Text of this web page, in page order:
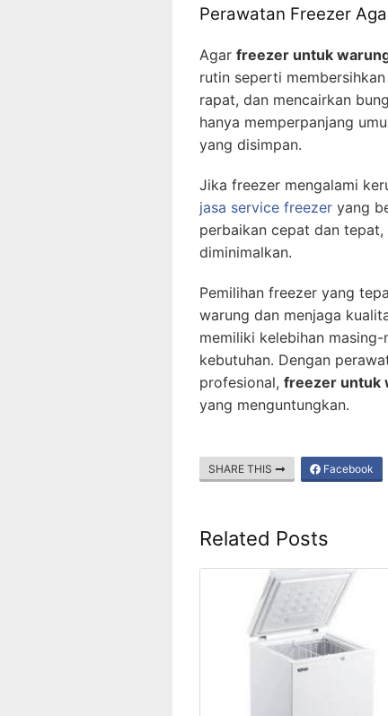
Perawatan Freezer
Agar freezer untuk
rutin seperti
rapat, dan mencairkan
hanya memperpanjang
yang disimpan.
Jika freezer mengalami
jasa service freezer yang
perbaikan cepat dan
diminimalkan.
Pemilihan freezer yang
warung dan menjaga
memiliki kelebihan
kebutuhan. Dengan
profesional, freezer untuk
yang menguntungkan.
SHARE THIS Facebook
Related Posts